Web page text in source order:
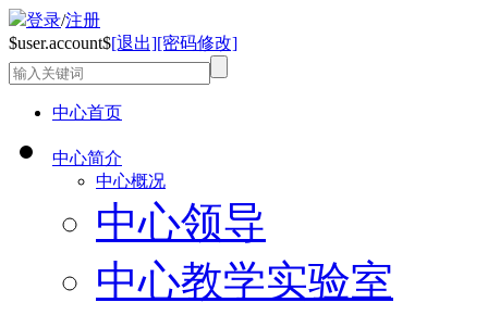
登录/注册
$user.account$[退出][密码修改]
中心首页
中心简介
中心概况
中心领导
中心教学实验室